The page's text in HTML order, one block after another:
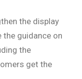
the display
the guidance on
the
get the